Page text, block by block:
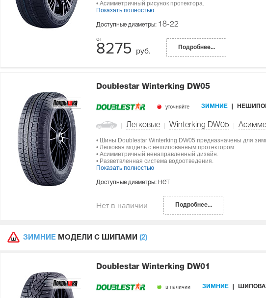
• Асимметричный рисунок протектора.
Показать полностью
Доступные диаметры: 18-22
8275 руб. Подробнее...
Doublestar Winterking DW05
уточняйте ЗИМНИЕ
Легковые Winterking DW05
• Шины Doublestar Winterking DW05 предназначены для
• Легковая модель с нешипованным протектором.
• Асимметричный ненаправленный дизайн.
• Разветвленная система водоотведения.
Показать полностью
Доступные диаметры: нет
Нет в наличии Подробнее...
ЗИМНИЕ МОДЕЛИ С ШИПАМИ (2)
Doublestar Winterking DW01
в наличии ЗИМНИЕ